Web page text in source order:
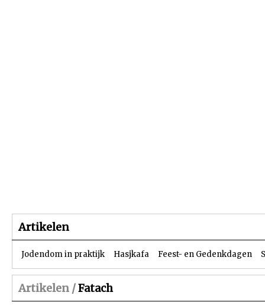
Artikelen
Jodendom in praktijk Hasjkafa Feest- en Gedenkdagen
Artikelen /Fatach